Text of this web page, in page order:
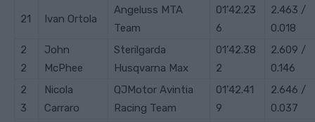
21 Ivan Ortola
Angeluss MTA
Team
01’42.23
6
2.463 /
0.018
2
2
John
McPhee
Sterilgarda
Husqvarna Max
01’42.38
2
2.609 /
0.146
2
3
Nicola
Carraro
QJMotor Avintia
Racing Team
01’42.41
9
2.646 /
0.037